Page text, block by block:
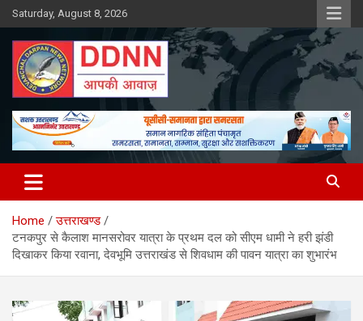
Skip
to
content
Saturday, August 8, 2026
DDNN
Home
उत्तराखण्ड
टनकपुर से कैलाश मानसरोवर यात्रा के प्रथम दल को सीएम धामी ने हरी झंडी
दिखाकर किया रवाना, देवभूमि उत्तराखंड से शिवधाम की पावन यात्रा का शुभारंभ